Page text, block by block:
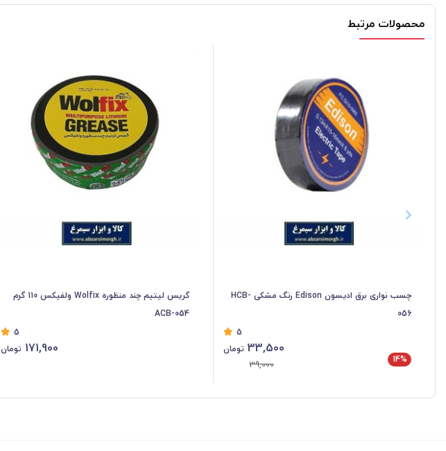
محصولات مرتبط
چسب نواری برق ادیسون Edison رنگ مشکی HCB-
056
5
14%
33,500 تومان
39,000
گریس لیتیم چند منظوره Wolfix ولفیکس 110 گرم
ACB-054
5
171,900 تومان